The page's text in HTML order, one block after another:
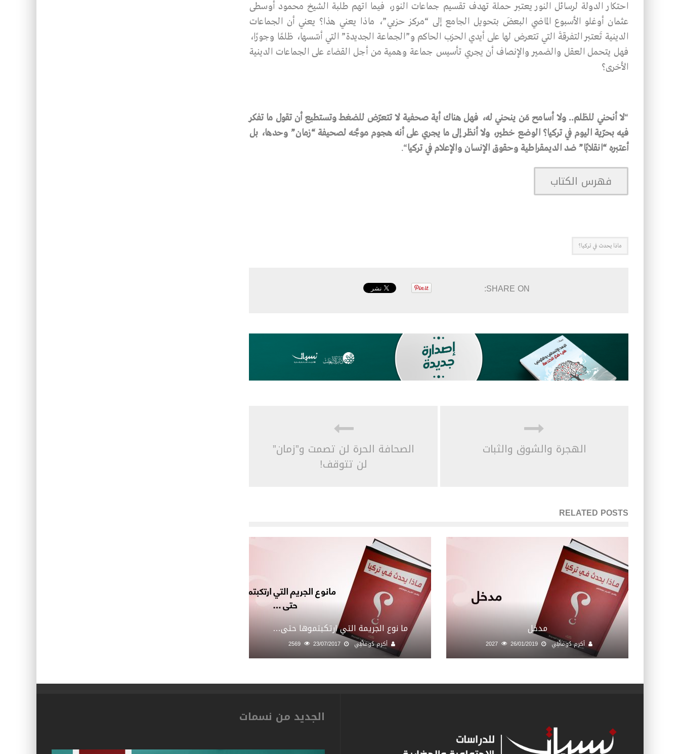
احتكار الدولة لرسائل النور يعتبر حملة تهدف تقسيم جماعات النور، فيما اتهم طلبة الشيخ محمود أوسطى
عثمان أوغلو الأسبوع الماضي البعضَ بتحويل الجامع إلى “مركز حزبي”، ماذا يعني هذا؟ يعني أن الجماعات
الدينية تَعتبر التفرقةَ التي تتعرض لها على أيدي الحزب الحاكم و”الجماعة الجديدة” التي أسّسها، ظلمًا وجورًا،
فهل يتحمل العقل والضمير والإنصاف أن يجري تأسيس جماعة وهمية من أجل القضاء على الجماعات الدينية
الأخرى؟
“لا أنحني للظلم..ولا أسامح مَن ينحني له، فهل هناك أية صحفية لا تتعرّض للضغطوتستطيع أن تقول ما تفكر
فيه بحرّية اليوم في تركيا؟ الوضع خطير، ولا أنظرإلى ما يجري على أنه هجوم موجَّه لصحيفة “زمان” وحدها، بل
أعتبره “انقلابًا” ضد الديمقراطية وحقوق الإنسان والإعلام في تركيا“.
فهرس الكتاب
ماذا يحدث في تركيا؟
SHARE ON:
الهجرة والشوق والثبات الصحافة الحرة لن تصمت و”زمان”
لن تتوقف!
RELATED POSTS
مدخل
أكرم دُومَانْلِي 26/01/2019
ما نوع الجريمة التي ارتكبتموها حتى…
أكرم دُومَانْلِي 23/07/2017
الجديد من نسمات